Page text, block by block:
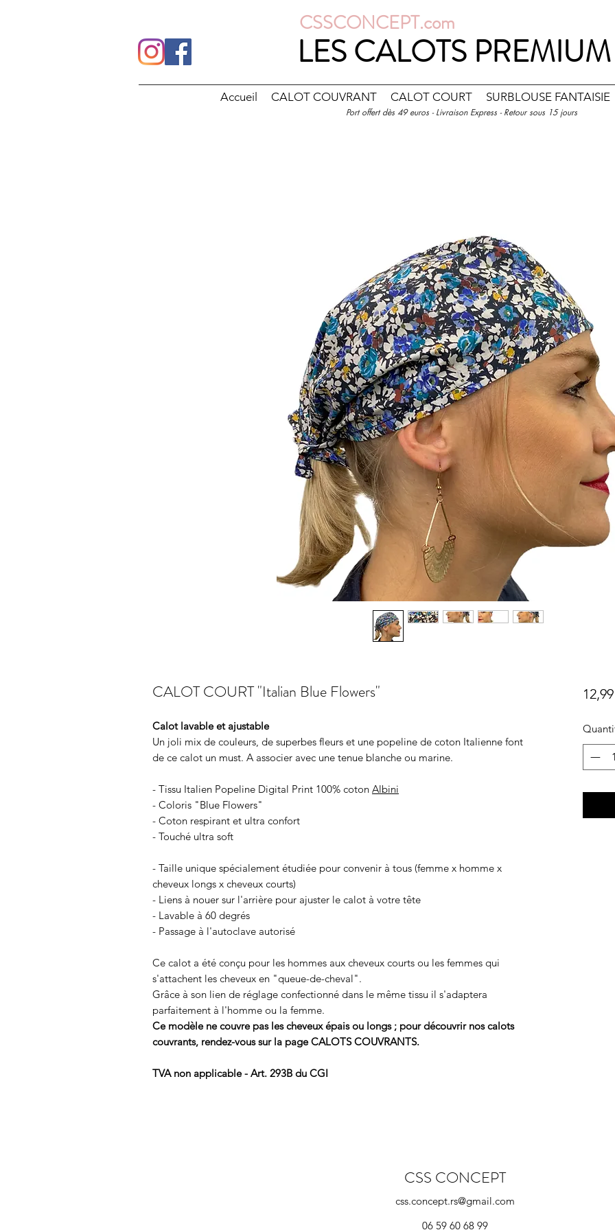
CSSCONCEPT.com
LES CALOTS PREMIUM
Accueil CALOT COUVRANT CALOT COURT SURBLOUSE FANTAISIE
Port offert dès 49 euros - Livraison Express - Retour sous 15 jours
CALOT COURT "Italian Blue Flowers"
Calot lavable et ajustable
Un joli mix de couleurs, de superbes fleurs et une popeline de coton Italienne font
de ce calot un must. A associer avec une tenue blanche ou marine.
- Tissu Italien Popeline Digital Print 100% coton Albini
- Coloris "Blue Flowers"
- Coton respirant et ultra confort
- Touché ultra soft
- Taille unique spécialement étudiée pour convenir à tous (femme x homme x
cheveux longs x cheveux courts)
- Liens à nouer sur l'arrière pour ajuster le calot à votre tête
- Lavable à 60 degrés
- Passage à l'autoclave autorisé
Ce calot a été conçu pour les hommes aux cheveux courts ou les femmes qui
s'attachent les cheveux en "queue-de-cheval".
Grâce à son lien de réglage confectionné dans le même tissu il s'adaptera
parfaitement à l'homme ou la femme.
Ce modèle ne couvre pas les cheveux épais ou longs ; pour découvrir nos calots
couvrants, rendez-vous sur la page CALOTS COUVRANTS.
TVA non applicable - Art. 293B du CGI
CSS CONCEPT
css.concept.rs@gmail.com
06 59 60 68 99